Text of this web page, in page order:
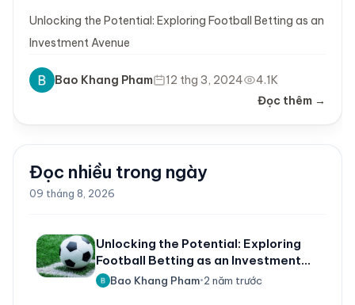
Unlocking the Potential: Exploring Football Betting as an
Investment Avenue
Bao Khang Pham 12 thg 3, 2024
4.1K
Đọc thêm →
Đọc nhiều trong ngày
09 tháng 8, 2026
Unlocking the Potential: Exploring
Football Betting as an Investment
Avenue
Bao Khang Pham•2 năm trước